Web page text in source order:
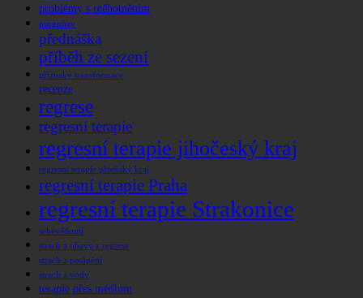
problémy s otěhotněním
prognózy
přednáška
příběh ze sezení
příznaky transformace
recenze
regrese
regresní terapie
regresní terapie jihočeský kraj
regresní terapie plzeňský kraj
regresní terapie Praha
regresní terapie Strakonice
sebevědomí
strach a obavy z regrese
strach z potápění
strach z vody
terapie přes médium